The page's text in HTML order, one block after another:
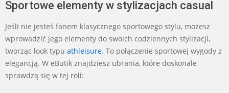
Sportowe elementy w stylizacjach casual
Jeśli nie jesteś fanem klasycznego sportowego stylu, możesz
wprowadzić jego elementy do swoich codziennych stylizacji,
tworząc look typu athleisure. To połączenie sportowej wygody z
elegancją. W eButik znajdziesz ubrania, które doskonale
sprawdzą się w tej roli: